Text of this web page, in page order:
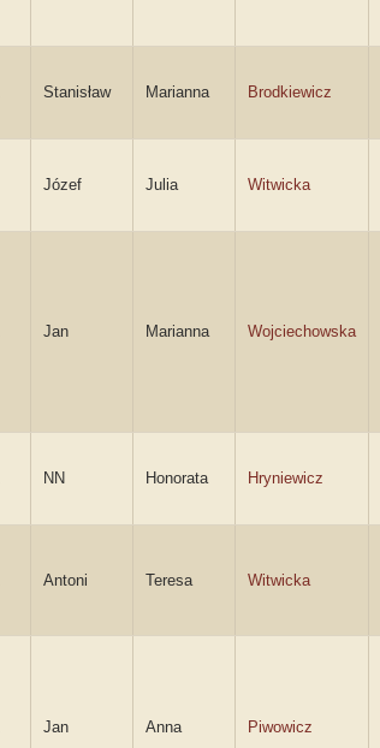
Stanisław Marianna Brodkiewicz
Józef Julia Witwicka
Jan Marianna Wojciechowska
NN Honorata Hryniewicz
Antoni Teresa Witwicka
Jan Anna Piwowicz